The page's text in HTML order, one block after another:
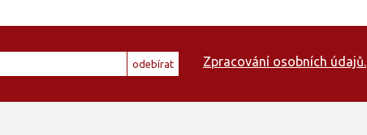
odebírat Zpracování osobních údajů.